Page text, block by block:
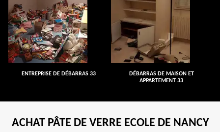
ENTREPRISE DE DÉBARRAS 33
DÉBARRAS DE MAISON ET
APPARTEMENT 33
ACHAT PÂTE DE VERRE ECOLE DE NANCY